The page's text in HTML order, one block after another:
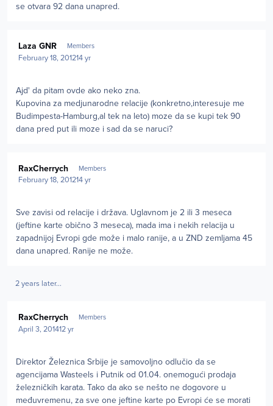
se otvara 92 dana unapred.
Laza GNR Members
February 18, 201214 yr
Ajd' da pitam ovde ako neko zna.
Kupovina za medjunarodne relacije (konkretno,interesuje me
Budimpesta-Hamburg,al tek na leto) moze da se kupi tek 90
dana pred put ili moze i sad da se naruci?
RaxCherrych Members
February 18, 201214 yr
Sve zavisi od relacije i država. Uglavnom je 2 ili 3 meseca
(jeftine karte obično 3 meseca), mada ima i nekih relacija u
zapadnijoj Evropi gde može i malo ranije, a u ZND zemljama 45
dana unapred. Ranije ne može.
2 years later...
RaxCherrych Members
April 3, 201412 yr
Direktor Železnica Srbije je samovoljno odlučio da se
agencijama Wasteels i Putnik od 01.04. onemogući prodaja
železničkih karata. Tako da ako se nešto ne dogovore u
međuvremenu, za sve one jeftine karte po Evropi će se morati